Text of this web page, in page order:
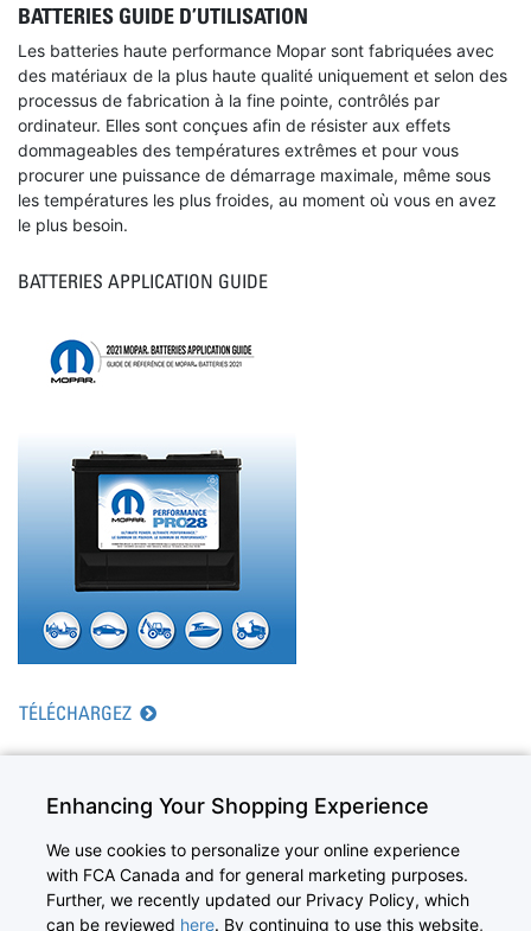
BATTERIES GUIDE D’UTILISATION
Les batteries haute performance Mopar sont fabriquées avec
des matériaux de la plus haute qualité uniquement et selon des
processus de fabrication à la fine pointe, contrôlés par
ordinateur. Elles sont conçues afin de résister aux effets
dommageables des températures extrêmes et pour vous
procurer une puissance de démarrage maximale, même sous
les températures les plus froides, au moment où vous en avez
le plus besoin.
BATTERIES APPLICATION GUIDE
TÉLÉCHARGEZ
©2026 Canada Inc. All Rights Reserved. Chrysler, Dodge, Jeep, Ram,
Mopar, and HEMI are registered trademarks of FCA US LLC.
Enhancing Your Shopping Experience
We use cookies to personalize your online experience
with FCA Canada and for general marketing purposes.
Further, we recently updated our Privacy Policy, which
can be reviewed here. By continuing to use this website,